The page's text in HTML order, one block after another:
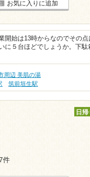
お気に入りに追加
開始は13時からなのでその点
に５台ほどでしょうか。下駄
周辺 美肌の湯
筑前垣生駅
日帰
件